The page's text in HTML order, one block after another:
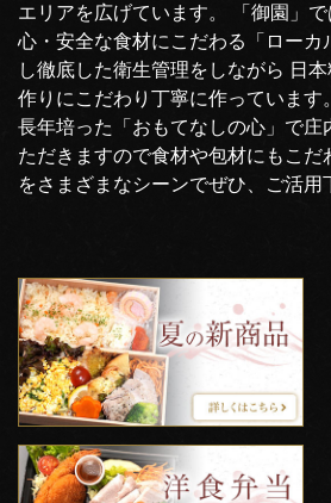
エリアを広げています。 「御園」
心・安全な食材にこだわる「ローカ
し徹底した衛生管理をしながら 日
作りにこだわり丁寧に作っています。
長年培った「おもてなしの心」で庄
ただきますので食材や包材にもこだ
をさまざまなシーンでぜひ、ご活用